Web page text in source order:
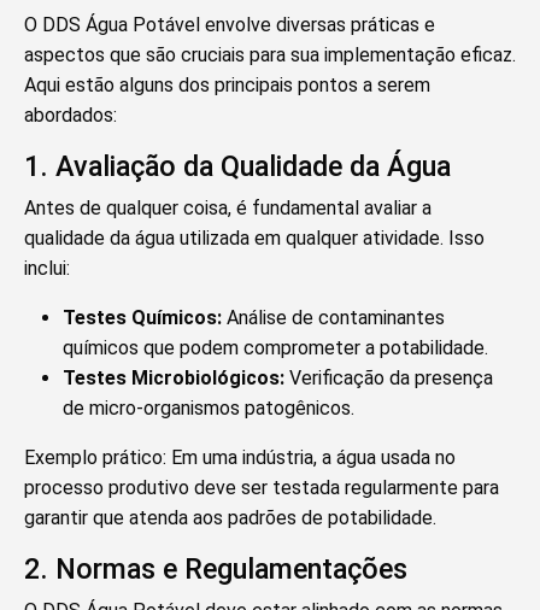
O DDS Água Potável envolve diversas práticas e
aspectos que são cruciais para sua implementação eficaz.
Aqui estão alguns dos principais pontos a serem
abordados:
1. Avaliação da Qualidade da Água
Antes de qualquer coisa, é fundamental avaliar a
qualidade da água utilizada em qualquer atividade. Isso
inclui:
Testes Químicos: Análise de contaminantes
químicos que podem comprometer a potabilidade.
Testes Microbiológicos: Verificação da presença
de micro-organismos patogênicos.
Exemplo prático: Em uma indústria, a água usada no
processo produtivo deve ser testada regularmente para
garantir que atenda aos padrões de potabilidade.
2. Normas e Regulamentações